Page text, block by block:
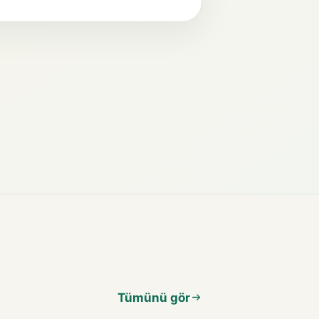
Tümünü gör